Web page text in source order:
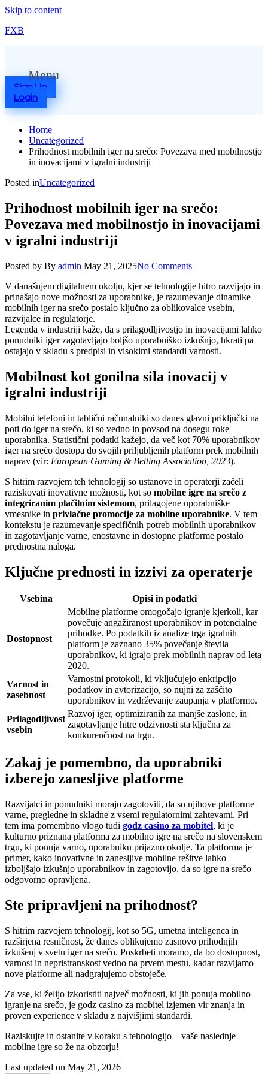
Skip to content
FXB
Menu
Sign Up
Login
Home
Uncategorized
Prihodnost mobilnih iger na srečo: Povezava med mobilnostjo
in inovacijami v igralni industriji
Posted inUncategorized
Prihodnost mobilnih iger na srečo:
Povezava med mobilnostjo in inovacijami
v igralni industriji
Posted by By admin May 21, 2025No Comments
V današnjem digitalnem okolju, kjer se tehnologije hitro razvijajo in
prinašajo nove možnosti za uporabnike, je razumevanje dinamike
mobilnih iger na srečo postalo ključno za oblikovalce vsebin,
razvijalce in regulatorje.
Legenda v industriji kaže, da s prilagodljivostjo in inovacijami lahko
ponudniki iger zagotavljajo boljšo uporabniško izkušnjo, hkrati pa
ostajajo v skladu s predpisi in visokimi standardi varnosti.
Mobilnost kot gonilna sila inovacij v
igralni industriji
Mobilni telefoni in tablični računalniki so danes glavni priključki na
poti do iger na srečo, ki so vedno in povsod na dosegu roke
uporabnika. Statistični podatki kažejo, da več kot 70% uporabnikov
iger na srečo dostopa do svojih priljubljenih platform prek mobilnih
naprav (vir: European Gaming & Betting Association, 2023).
S hitrim razvojem teh tehnologij so ustanove in operaterji začeli
raziskovati inovativne možnosti, kot so mobilne igre na srečo z
integriranim plačilnim sistemom, prilagojene uporabniške
vmesnike in privlačne promocije za mobilne uporabnike. V tem
kontekstu je razumevanje specifičnih potreb mobilnih uporabnikov
in zagotavljanje varne, enostavne in dostopne platforme postalo
prednostna naloga.
Ključne prednosti in izzivi za operaterje
Vsebina Opisi in podatki
Dostopnost
Mobilne platforme omogočajo igranje kjerkoli, kar
povečuje angažiranost uporabnikov in potencialne
prihodke. Po podatkih iz analize trga igralnih
platform je zaznano 35% povečanje števila
uporabnikov, ki igrajo prek mobilnih naprav od leta
2020.
Varnost in
zasebnost
Varnostni protokoli, ki vključujejo enkripcijo
podatkov in avtorizacijo, so nujni za zaščito
uporabnikov in vzdrževanje zaupanja v platformo.
Prilagodljivost
vsebin
Razvoj iger, optimiziranih za manjše zaslone, in
zagotavljanje hitre odzivnosti sta ključna za
konkurenčnost na trgu.
Zakaj je pomembno, da uporabniki
izberejo zanesljive platforme
Razvijalci in ponudniki morajo zagotoviti, da so njihove platforme
varne, pregledne in skladne z vsemi regulatornimi zahtevami. Pri
tem ima pomembno vlogo tudi godz casino za mobitel, ki je
kulturno priznana platforma za mobilno igre na srečo na slovenskem
trgu, ki ponuja varno, uporabniku prijazno okolje. Ta platforma je
primer, kako inovativne in zanesljive mobilne rešitve lahko
izboljšajo izkušnjo uporabnikov in zagotovijo, da so igre na srečo
odgovorno opravljena.
Ste pripravljeni na prihodnost?
S hitrim razvojem tehnologij, kot so 5G, umetna inteligenca in
razširjena resničnost, že danes oblikujemo zasnovo prihodnjih
izkušenj v svetu iger na srečo. Poskrbeti moramo, da bo dostopnost,
varnost in nepristranskost vedno na prvem mestu, kadar razvijamo
nove platforme ali nadgrajujemo obstoječe.
Za vse, ki želijo izkoristiti največ možnosti, ki jih ponuja mobilno
igranje na srečo, je godz casino za mobitel izjemen vir znanja in
proven experience v skladu z najvišjimi standardi.
Raziskujte in ostanite v koraku s tehnologijo – vaše naslednje
mobilne igre so že na obzorju!
Last updated on May 21, 2026